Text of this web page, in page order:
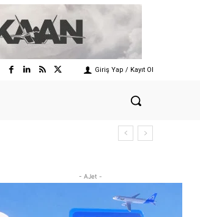
Giriş Yap / Kayıt Ol
- AJet -